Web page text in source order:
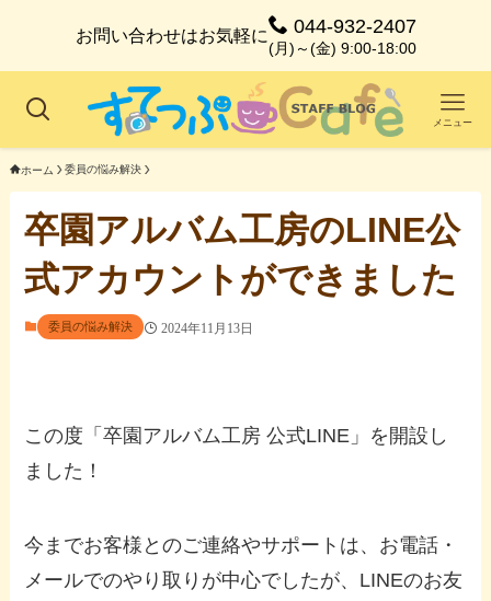
お問い合わせはお気軽に 044-932-2407
(月)～(金) 9:00-18:00
メニュー
ホーム 委員の悩み解決
卒園アルバム工房のLINE公
式アカウントができました
委員の悩み解決 2024年11月13日
この度「卒園アルバム工房 公式LINE」を開設し
ました！
今までお客様とのご連絡やサポートは、お電話・
メールでのやり取りが中心でしたが、LINEのお友